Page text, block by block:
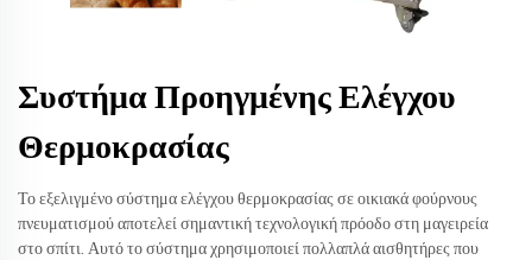
Συστήμα Προηγμένης Ελέγχου
Θερμοκρασίας
Το εξελιγμένο σύστημα ελέγχου θερμοκρασίας σε οικιακά φούρνους
πνευματισμού αποτελεί σημαντική τεχνολογική πρόοδο στη μαγειρεία
στο σπίτι. Αυτό το σύστημα χρησιμοποιεί πολλαπλά αισθητήρες που